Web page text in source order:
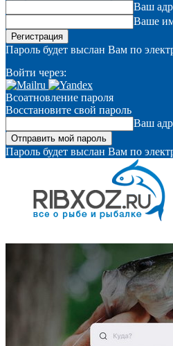
Ваш
Ваше
Пароль будет выслан Вам по
Войти через:
Всоатновление пароля
Восстановите свой пароль
Ваш
Пароль будет выслан Вам по